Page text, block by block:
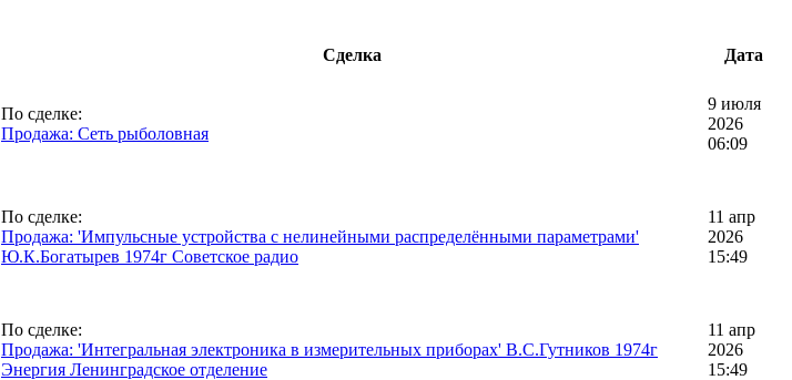
Сделка Дата
По сделке:
Продажа: Сеть рыболовная
9 июля
2026
06:09
По сделке:
Продажа: 'Импульсные устройства с нелинейными распределёнными параметрами'
Ю.К.Богатырев 1974г Советское радио
11 апр
2026
15:49
По сделке:
Продажа: 'Интегральная электроника в измерительных приборах' В.С.Гутников 1974г
Энергия Ленинградское отделение
11 апр
2026
15:49